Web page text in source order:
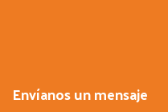
Envíanos un mensaje